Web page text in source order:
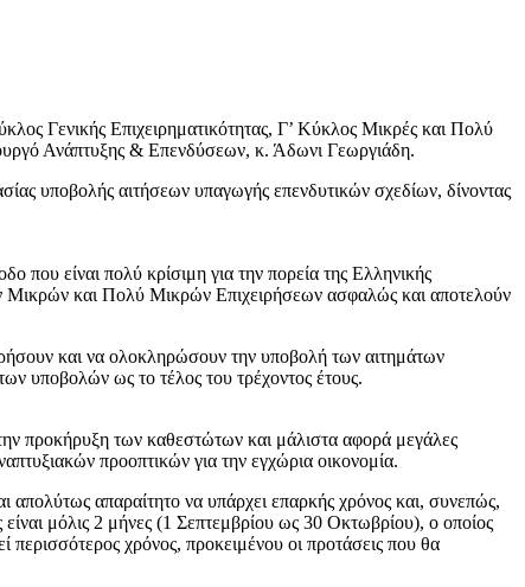
Γενικής Επιχειρηματικότητας, Γ’ Κύκλος Μικρές και Πολύ
Ανάπτυξης & Επενδύσεων, κ. Άδωνι Γεωργιάδη.
υποβολής αιτήσεων υπαγωγής επενδυτικών σχεδίων, δίνοντας
είναι πολύ κρίσιμη για την πορεία της Ελληνικής
Μικρών και Πολύ Μικρών Επιχειρήσεων ασφαλώς και αποτελούν
και να ολοκληρώσουν την υποβολή των αιτημάτων
υποβολών ως το τέλος του τρέχοντος έτους.
προκήρυξη των καθεστώτων και μάλιστα αφορά μεγάλες
προοπτικών για την εγχώρια οικονομία.
απολύτως απαραίτητο να υπάρχει επαρκής χρόνος και, συνεπώς,
μόλις 2 μήνες (1 Σεπτεμβρίου ως 30 Οκτωβρίου), ο οποίος
περισσότερος χρόνος, προκειμένου οι προτάσεις που θα